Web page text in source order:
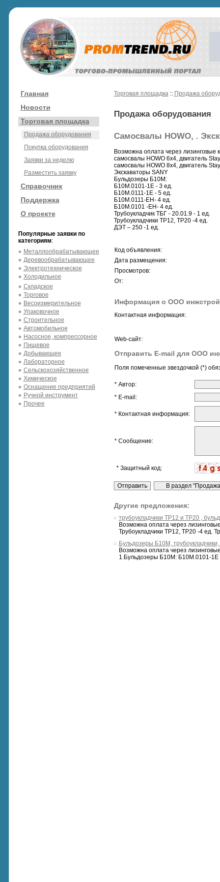
Главная
Новости
Торговая площадка
Продажа оборудования
Покупка оборудования
Заявки за неделю
Разместить заявку
Справочник
Поддержка
О проекте
Популярные заявки по
категориям:
Металлообрабатывающее
Деревообрабатывающее
Электротехническое
Холодильное
Складское
Торговое
Весоизмерительное
Упаковочное
Строительное
Автомобильное
Насосное, компрессорное
Пищевое
Добывающее
Лабораторное
Сельскохозяйственное
Химическое
Оснащение предприятий
Ручной инструмент
Прочее
Торговая площадка:: Продажа
Продажа оборудования
Самосвалы HOWO, .
Возможна оплата через лизинговые
самосвалы HOWO 6x4, двигатель
самосвалы HOWO 8x4, двигатель
Экскаваторы SANY
Бульдозеры Б10М:
Б10М.0101-1Е - 3 ед.
Б10М.0111-1Е - 5 ед.
Б10М.0111-ЕН- 4 ед.
Б10М.0101 -ЕН- 4 ед.
Трубоукладчик ТБГ - 20.01.9 - 1 ед.
Трубоукладчики ТР12, ТР20 -4 ед.
ДЭТ – 250 -1 ед.
Код объявления:
Дата размещения:
Просмотров:
От:
Информация о ООО
Контактная информация:
Web-сайт:
Отправить E-mail для ООО
Поля помеченные звездочкой (*)
* Автор:
* E-mail:
* Контактная информация:
* Сообщение:
* Защитный код:
Другие предложения:
трубоукладчики ТР12 и ТР20 ,
Возможна оплата через
Трубоукладчики ТР12, ТР20 -4 ед.
Бульдозеры Б10М,
Возможна оплата через
1.Бульдозеры Б10М: Б10М.0101-1Е